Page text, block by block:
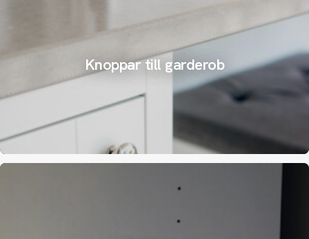
Knoppar till garderob